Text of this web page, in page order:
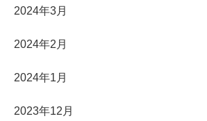
2024年3月
2024年2月
2024年1月
2023年12月